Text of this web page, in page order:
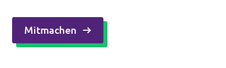
Mitmachen